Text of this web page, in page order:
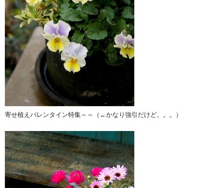
寄せ植えバレンタイン特集～～（←かなり強引だけど。。。）